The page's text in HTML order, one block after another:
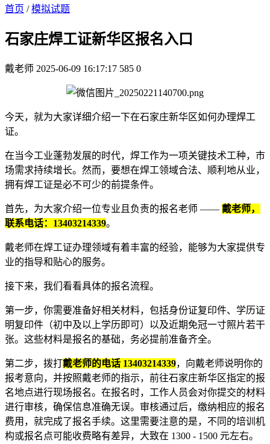
首页 /模拟试题
石家庄焊工证新华区报名入口
戴老师 2025-06-09 16:17:17 585 0
今天，就为大家详细介绍一下在石家庄新华区如何办理焊工
证。
在当今工业蓬勃发展的时代，焊工作为一项关键技术工种，市
场需求持续增长。然而，要想在焊工领域合法、顺利地从业，
拥有焊工证是必不可少的前提条件。
首先，为大家介绍一位专业且负责的报名老师 —— 戴老师，
联系电话：13403214339。
戴老师在焊工证办理领域有着丰富的经验，能够为大家提供专
业的指导和贴心的服务。
接下来，我们看看具体的报名流程。
第一步，你需要准备好相关材料，包括身份证复印件、学历证
明复印件（初中及以上学历即可）以及近期免冠一寸照片若干
张。这些材料是报名的基础，务必提前准备齐全。
第二步，拨打戴老师的电话 13403214339，向戴老师说明你的
报考意向，并按照戴老师的指示，前往石家庄新华区指定的报
名地点进行现场报名。在报名时，工作人员会对你提交的材料
进行审核，确保信息准确无误。审核通过后，缴纳相应的报名
费用，就完成了报名手续。这里需要注意的是，不同的培训机
构或报名点可能收费略有差异，大致在 1300 - 1500 元左右。